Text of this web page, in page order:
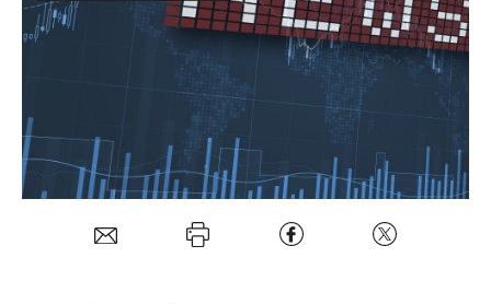
Mein Konto
Folgen Sie uns